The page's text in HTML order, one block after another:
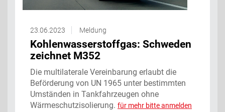
23.06.2023 Meldung
Kohlenwasserstoffgas: Schweden
zeichnet M352
Die multilaterale Vereinbarung erlaubt die
Beförderung von UN 1965 unter bestimmten
Umständen in Tankfahrzeugen ohne
Wärmeschutzisolierung. für mehr bitte anmelden